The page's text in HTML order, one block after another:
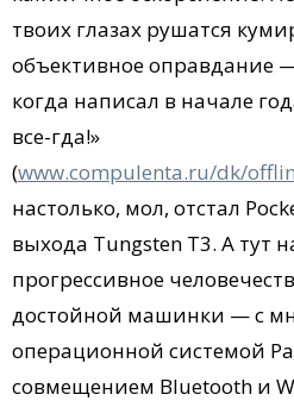
твоих глазах рушатся
объективное оправдание
когда написал в начале
все-гда!»
(www.compulenta.ru/dk/
настолько, мол, отстал
выхода Tungsten Т3. А тут
прогрессивное
достойной машинки — с
операционной системой
совмещением Bluetooth и